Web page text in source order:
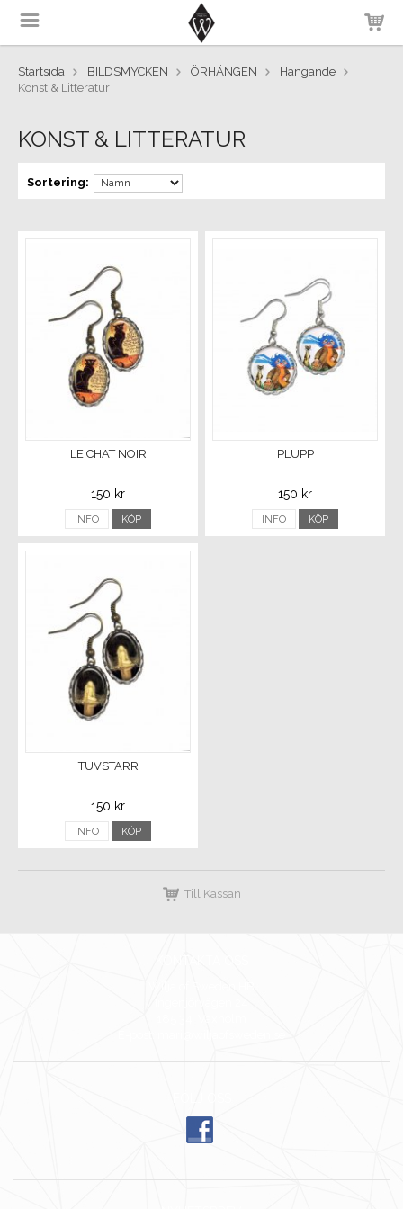
Startsida BILDSMYCKEN ÖRHÄNGEN
Hängande
Konst & Litteratur
KONST & LITTERATUR
Sortering:
LE CHAT NOIR
150 kr
INFO KÖP
PLUPP
150 kr
INFO KÖP
TUVSTARR
150 kr
INFO KÖP
Till Kassan